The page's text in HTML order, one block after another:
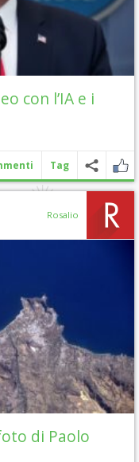
con l’IA e i
Tag
Rosalio
di Paolo